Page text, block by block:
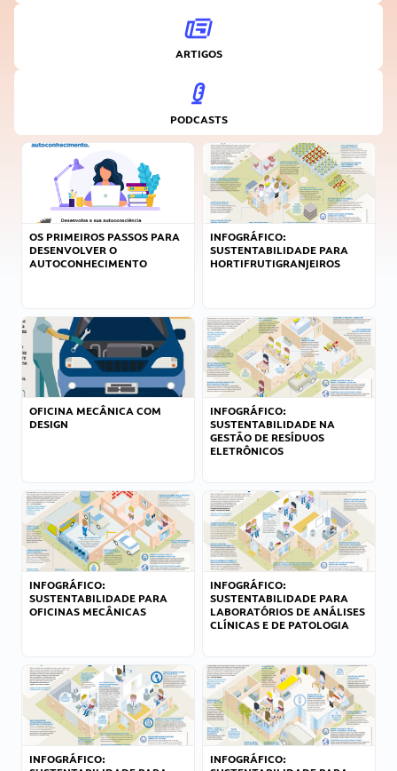
ARTIGOS
PODCASTS
OS PRIMEIROS PASSOS PARA
DESENVOLVER O
AUTOCONHECIMENTO
INFOGRÁFICO:
SUSTENTABILIDADE PARA
HORTIFRUTIGRANJEIROS
OFICINA MECÂNICA COM
DESIGN
INFOGRÁFICO:
SUSTENTABILIDADE NA
GESTÃO DE RESÍDUOS
ELETRÔNICOS
INFOGRÁFICO:
SUSTENTABILIDADE PARA
OFICINAS MECÂNICAS
INFOGRÁFICO:
SUSTENTABILIDADE PARA
LABORATÓRIOS DE ANÁLISES
CLÍNICAS E DE PATOLOGIA
INFOGRÁFICO:
INFOGRÁFICO: